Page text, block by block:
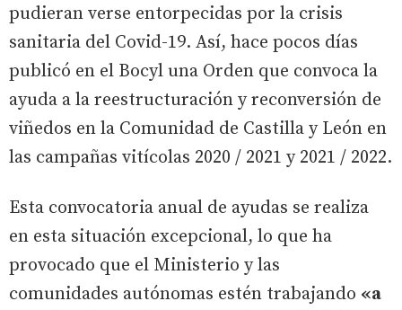
pudieran verse entorpecidas por la crisis
sanitaria del Covid-19. Así, hace pocos días
publicó en el Bocyl una Orden que convoca la
ayuda a la reestructuración y reconversión de
viñedos en la Comunidad de Castilla y León en
las campañas vitícolas 2020 / 2021 y 2021 / 2022.
Esta convocatoria anual de ayudas se realiza
en esta situación excepcional, lo que ha
provocado que el Ministerio y las
comunidades autónomas estén trabajando «a